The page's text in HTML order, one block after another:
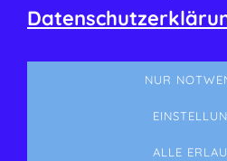
NUR
ALLE